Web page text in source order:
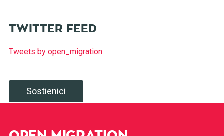
TWITTER FEED
Tweets by open_migration
Sostienici